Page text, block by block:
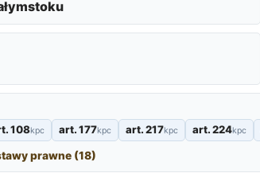
108kpc art. 177kpc art. 217kpc art. 224kpc
prawne (18)